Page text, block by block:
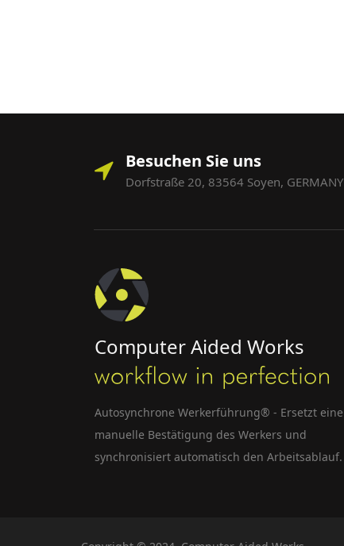
Besuchen Sie uns
Dorfstraße 20, 83564 Soyen, GERMANY
Computer Aided Works
Autosynchrone Werkerführung® - Ersetzt eine
manuelle Bestätigung des Werkers und
synchronisiert automatisch den Arbeitsablauf.